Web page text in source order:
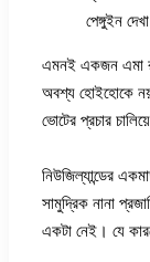
পেঙ্গুইন
এমনই একজন এমা
অবশ্য হোইহোকে নয়,
ভোটের প্রচার
নিউজিল্যান্ডের
সামুদ্রিক নানা
একটা নেই। যে